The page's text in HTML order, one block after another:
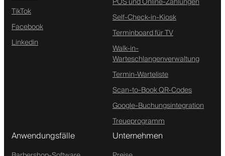
TikTok
Facebook
Linkedin
Self-Check-in-Kiosk
Terminboard für TV
Walk-in-
Warteschlangenverwaltung
Termin-Warteliste
Scan-to-Book QR-Codes
Google-Buchungsintegration
Treueprogramm
Anwendungsfälle Unternehmen